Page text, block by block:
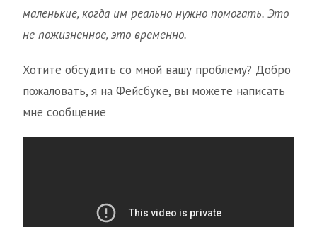
маленькие, когда им реально нужно помогать. Это
не пожизненное, это временно.
Хотите обсудить со мной вашу проблему? Добро
пожаловать, я на Фейсбуке, вы можете написать
мне сообщение